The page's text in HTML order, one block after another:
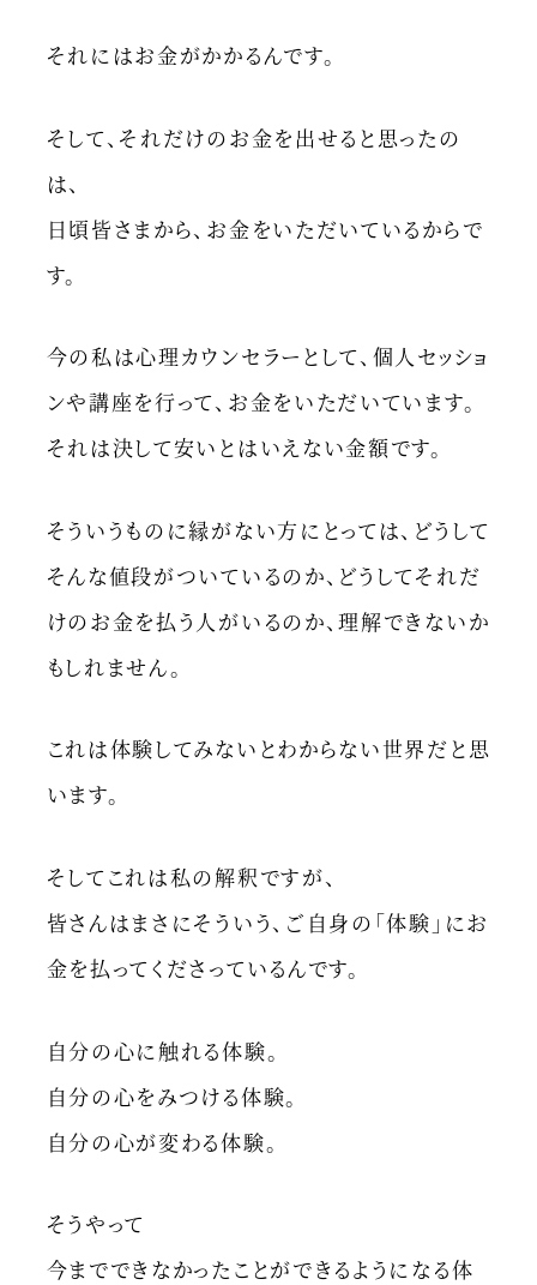
それにはお金がかかるんです。
そして、それだけのお金を出せると思ったの
は、
日頃皆さまから、お金をいただいているからで
す。
今の私は心理カウンセラーとして、個人セッショ
ンや講座を行って、お金をいただいています。
それは決して安いとはいえない金額です。
そういうものに縁がない方にとっては、どうして
そんな値段がついているのか、どうしてそれだ
けのお金を払う人がいるのか、理解できないか
もしれません。
これは体験してみないとわからない世界だと思
います。
そしてこれは私の解釈ですが、
皆さんはまさにそういう、ご自身の「体験」にお
金を払ってくださっているんです。
自分の心に触れる体験。
自分の心をみつける体験。
自分の心が変わる体験。
そうやって
今までできなかったことができるようになる体